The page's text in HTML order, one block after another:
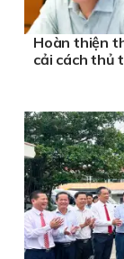
Hoàn thiện
cải cách thủ